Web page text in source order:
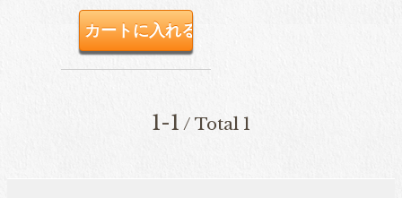
1-1 / Total 1